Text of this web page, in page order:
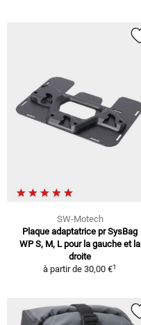
SW-Motech
Plaque adaptatrice pr SysBag
WP S, M, L pour la gauche et la
droite
à partir de 30,00 €1